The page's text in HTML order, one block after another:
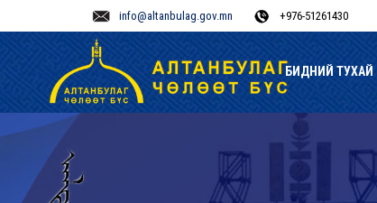
info@altanbulag.gov.mn +976-51261430
БИДНИЙ ТУХАЙ